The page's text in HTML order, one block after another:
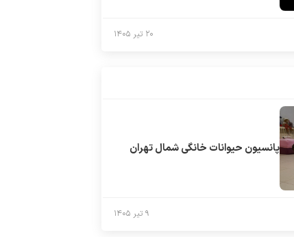
۲۰ تیر ۱۴۰۵
پانسیون حیوانات خانگی شمال تهران
۹ تیر ۱۴۰۵